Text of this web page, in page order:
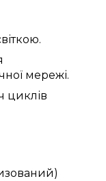
мережі.
циклів